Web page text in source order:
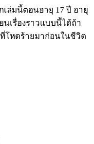
เล่มนี้ตอนอายุ 17 ปี อายุ
นเรื่องราวแบบนี้ได้ถ้า
ที่โหดร้ายมาก่อนในชีวิต